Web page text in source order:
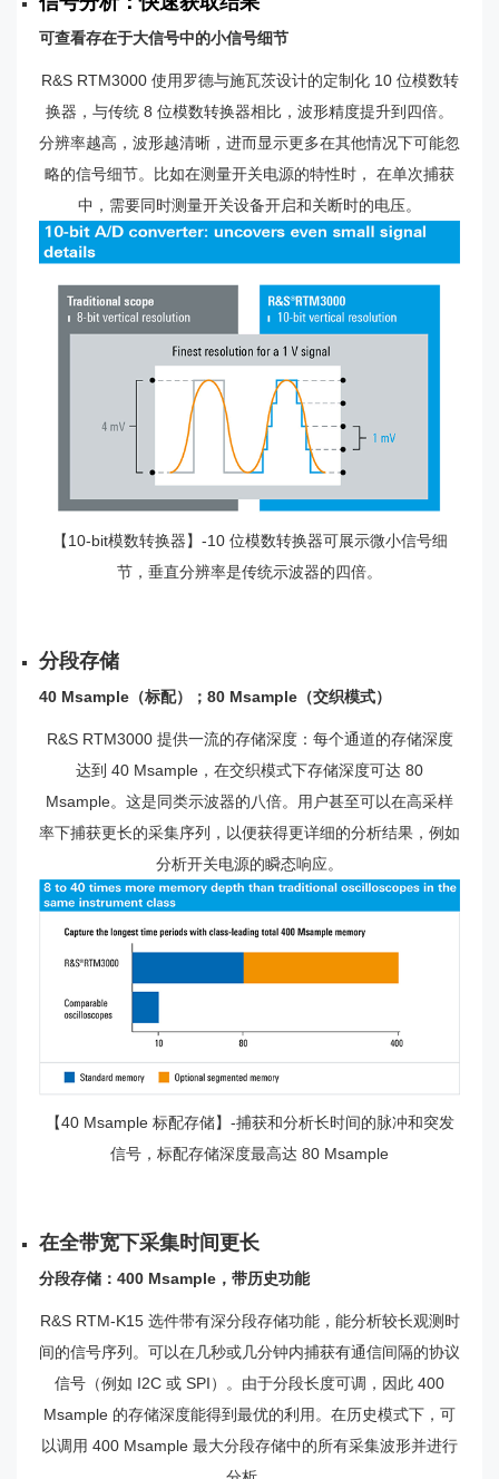
可查看存在于大信号中的小信号细节
R&S RTM3000 使用罗德与施瓦茨设计的定制化 10 位模数转
换器，与传统 8 位模数转换器相比，波形精度提升到四倍。
分辨率越高，波形越清晰，进而显示更多在其他情况下可能忽
略的信号细节。比如在测量开关电源的特性时， 在单次捕获
中，需要同时测量开关设备开启和关断时的电压。
【10-bit模数转换器】-10 位模数转换器可展示微小信号细
节，垂直分辨率是传统示波器的四倍。
分段存储
40 Msample（标配）；80 Msample（交织模式）
R&S RTM3000 提供一流的存储深度：每个通道的存储深度
达到 40 Msample，在交织模式下存储深度可达 80
Msample。这是同类示波器的八倍。用户甚至可以在高采样
率下捕获更长的采集序列，以便获得更详细的分析结果，例如
分析开关电源的瞬态响应。
【40 Msample 标配存储】-捕获和分析长时间的脉冲和突发
信号，标配存储深度最高达 80 Msample
在全带宽下采集时间更长
分段存储：400 Msample，带历史功能
R&S RTM-K15 选件带有深分段存储功能，能分析较长观测时
间的信号序列。可以在几秒或几分钟内捕获有通信间隔的协议
信号（例如 I2C 或 SPI）。由于分段长度可调，因此 400
Msample 的存储深度能得到最优的利用。在历史模式下，可
以调用 400 Msample 最大分段存储中的所有采集波形并进行